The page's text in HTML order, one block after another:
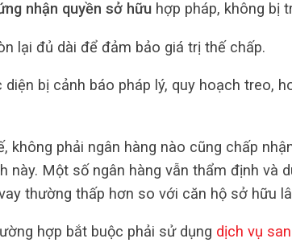
nhận quyền sở hữuhợp pháp, không bị
lại đủ dài để đảm bảo giá trị thế chấp.
diện bị cảnh báo pháp lý, quy hoạch treo,
không phải ngân hàng nào cũng chấp
này. Một số ngân hàng vẫn thẩm định và
thường thấp hơn so với căn hộ sở hữu
hợp bắt buộc phải sử dụng dịch vụ